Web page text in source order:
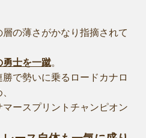
の薄さがかなり指摘されて
勇士を一蹴。
で勢いに乗るロードカナロ
ースプリントチャンピオン